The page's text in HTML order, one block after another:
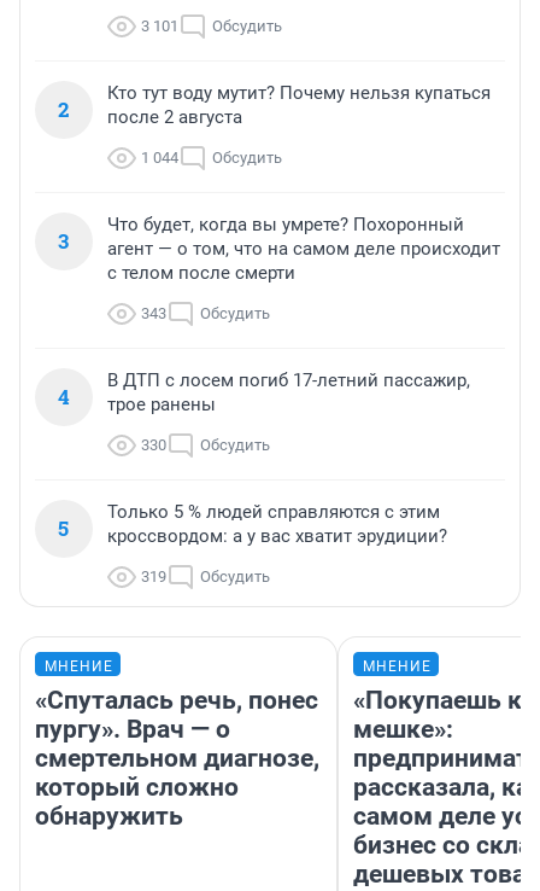
3 101 Обсудить
2
Кто тут воду мутит? Почему нельзя купаться
после 2 августа
1 044 Обсудить
3
Что будет, когда вы умрете? Похоронный
агент — о том, что на самом деле происходит
с телом после смерти
343 Обсудить
4
В ДТП с лосем погиб 17-летний пассажир,
трое ранены
330 Обсудить
5
Только 5 % людей справляются с этим
кроссвордом: а у вас хватит эрудиции?
319 Обсудить
МНЕНИЕ
«Спуталась речь, понес
пургу». Врач — о
смертельном диагнозе,
который сложно
обнаружить
МНЕНИЕ
«Покупаешь
мешке»:
рассказала,
самом деле
бизнес со
дешевых